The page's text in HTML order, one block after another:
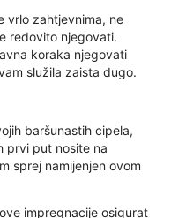
vrlo zahtjevnima, ne
redovito njegovati.
koraka njegovati
služila zaista dugo.
baršunastih cipela,
prvi put nosite na
sprej namijenjen ovom
impregnacije osigurat